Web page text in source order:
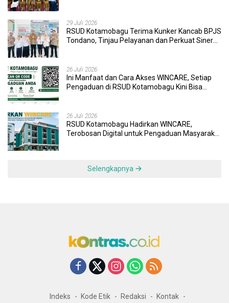
29 Juli 2026
RSUD Kotamobagu Terima Kunker Kancab BPJS
Tondano, Tinjau Pelayanan dan Perkuat Sinergi
26 Juli 2026
Ini Manfaat dan Cara Akses WINCARE, Setiap
Pengaduan di RSUD Kotamobagu Kini Bisa
26 Juli 2026
RSUD Kotamobagu Hadirkan WINCARE,
Terobosan Digital untuk Pengaduan Masyarakat
Selengkapnya
Indeks Kode Etik Redaksi Kontak